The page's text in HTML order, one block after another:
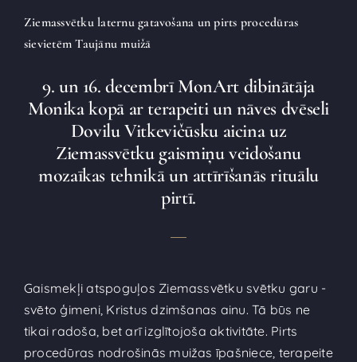
Ziemassvētku laternu gatavošana un pirts procedūras
sievietēm Taujānu muižā
9. un 16. decembrī MonArt dibinātāja
Monika kopā ar terapeiti un nāves dvēseli
Dovilu Vitkevičūsku aicina uz
Ziemassvētku gaismiņu veidošanu
mozaīkas tehnikā un attīrīšanās rituālu
pirtī.
Gaismekļi atspoguļos Ziemassvētku svētku garu -
svēto ģimeni, Kristus dzimšanas ainu. Tā būs ne
tikai radoša, bet arī izglītojoša aktivitāte. Pirts
procedūras nodrošinās muižas īpašniece, terapeite